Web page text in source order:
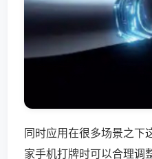
同时应用在很多场景之下
家手机打牌时可以合理调